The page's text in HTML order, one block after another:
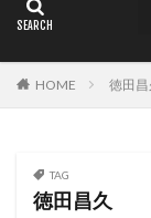
HOME 徳田昌
TAG
徳田昌久
Japan Open
Justice
KILLER SURF
Pearth